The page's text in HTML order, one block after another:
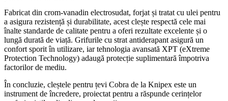
Fabricat din crom-vanadin electrosudat, forjat și tratat cu ulei pentru
a asigura rezistență și durabilitate, acest clește respectă cele mai
înalte standarde de calitate pentru a oferi rezultate excelente și o
lungă durată de viață. Grifurile cu strat antiderapant asigură un
confort sporit în utilizare, iar tehnologia avansată XPT (eXtreme
Protection Technology) adaugă protecție suplimentară împotriva
factorilor de mediu.
În concluzie, cleștele pentru țevi Cobra de la Knipex este un
instrument de încredere, proiectat pentru a răspunde cerințelor